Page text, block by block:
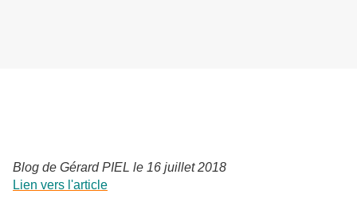
Blog de Gérard PIEL le 16 juillet 2018
Lien vers l'article